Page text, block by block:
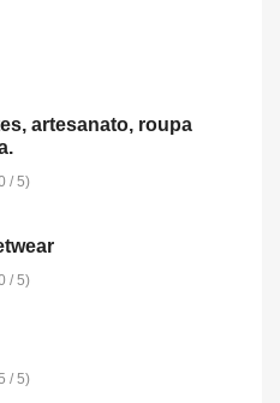
artesanato, roupa
/ 5)
/ 5)
/ 5)